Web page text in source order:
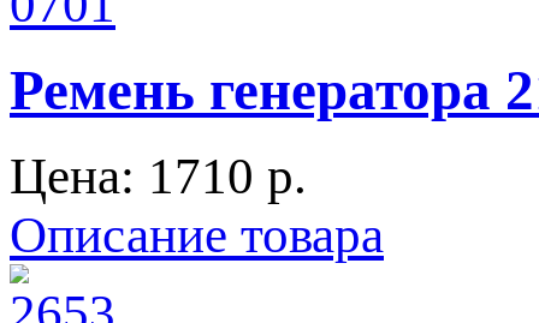
Ремень генератора
Цена: 1710 p.
Описание товара